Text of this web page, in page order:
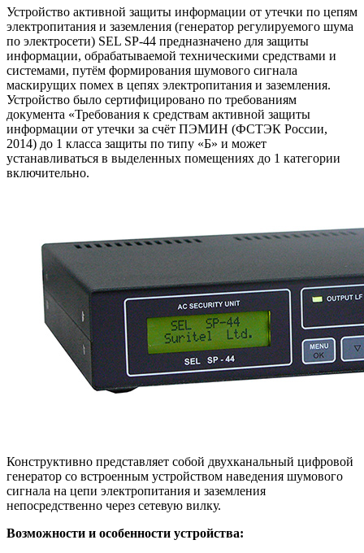
Устройство активной защиты информации от утечки по цепям
электропитания и заземления (генератор регулируемого шума
по электросети) SEL SP-44 предназначено для защиты
информации, обрабатываемой техническими средствами и
системами, путём формирования шумового сигнала
маскирущих помех в цепях электропитания и заземления.
Устройство было сертифицировано по требованиям
документа «Требования к средствам активной защиты
информации от утечки за счёт ПЭМИН (ФСТЭК России,
2014) до 1 класса защиты по типу «Б» и может
устанавливаться в выделенных помещениях до 1 категории
включительно.
Конструктивно представляет собой двухканальный цифровой
генератор со встроенным устройством наведения шумового
сигнала на цепи электропитания и заземления
непосредственно через сетевую вилку.
Возможности и особенности устройства: